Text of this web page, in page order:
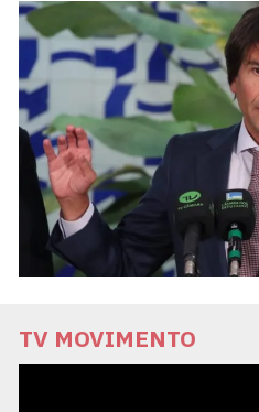
TV MOVIMENTO